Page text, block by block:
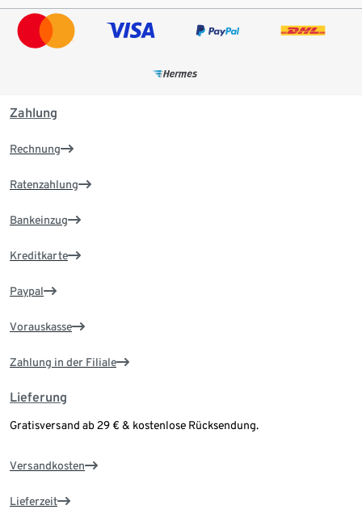
Zahlung
Rechnung
Ratenzahlung
Bankeinzug
Kreditkarte
Paypal
Vorauskasse
Zahlung in der Filiale
Lieferung
Gratisversand ab 29 € & kostenlose Rücksendung.
Versandkosten
Lieferzeit